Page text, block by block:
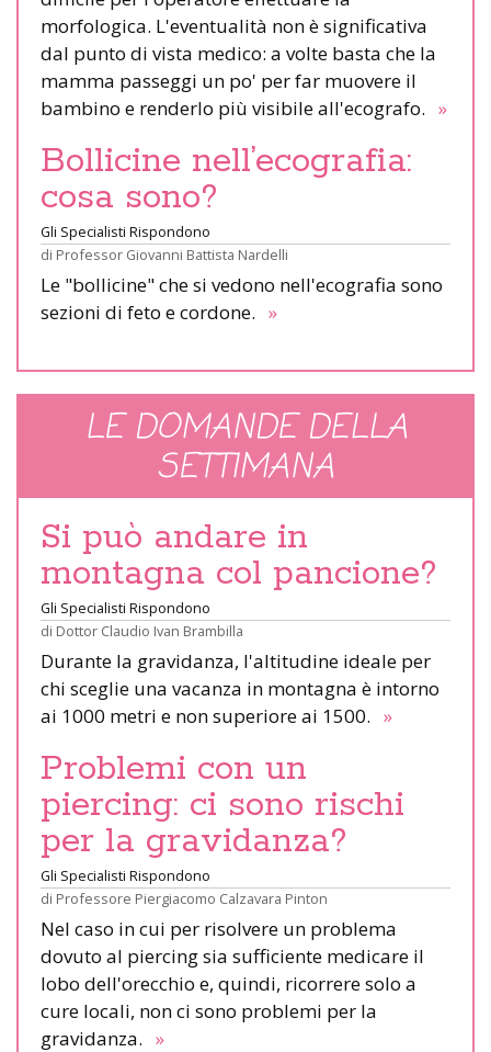
morfologica. L'eventualità non è significativa
dal punto di vista medico: a volte basta che la
mamma passeggi un po' per far muovere il
bambino e renderlo più visibile all'ecografo. »
Bollicine nell’ecografia:
cosa sono?
Gli Specialisti Rispondono
di Professor Giovanni Battista Nardelli
Le "bollicine" che si vedono nell'ecografia sono
sezioni di feto e cordone. »
LE DOMANDE DELLA
SETTIMANA
Si può andare in
montagna col pancione?
Gli Specialisti Rispondono
di Dottor Claudio Ivan Brambilla
Durante la gravidanza, l'altitudine ideale per
chi sceglie una vacanza in montagna è intorno
ai 1000 metri e non superiore ai 1500. »
Problemi con un
piercing: ci sono rischi
per la gravidanza?
Gli Specialisti Rispondono
di Professore Piergiacomo Calzavara Pinton
Nel caso in cui per risolvere un problema
dovuto al piercing sia sufficiente medicare il
lobo dell'orecchio e, quindi, ricorrere solo a
cure locali, non ci sono problemi per la
gravidanza. »